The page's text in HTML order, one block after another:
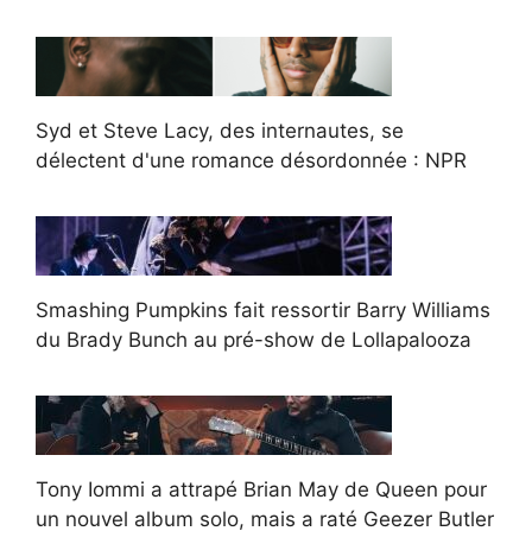
Syd et Steve Lacy, des internautes, se
délectent d'une romance désordonnée : NPR
Smashing Pumpkins fait ressortir Barry Williams
du Brady Bunch au pré-show de Lollapalooza
Tony Iommi a attrapé Brian May de Queen pour
un nouvel album solo, mais a raté Geezer Butler